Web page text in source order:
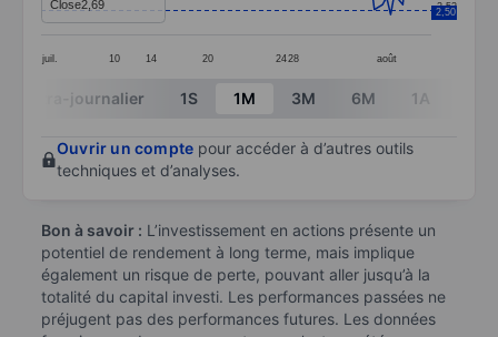
juil. 10 14 20 2428 août
2,52
2,50
Close2,69
End of interactive chart.
Intra-journalier 1S 1M 3M 6M 1A
Ouvrir un compte pour accéder à d’autres outils
techniques et d’analyses.
Bon à savoir : L’investissement en actions présente un
potentiel de rendement à long terme, mais implique
également un risque de perte, pouvant aller jusqu’à la
totalité du capital investi. Les performances passées ne
préjugent pas des performances futures. Les données